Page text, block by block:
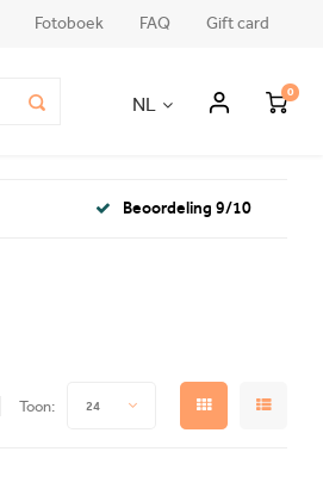
Fotoboek FAQ Gift card
NL
0
Beoordeling 9/10
Toon: 24